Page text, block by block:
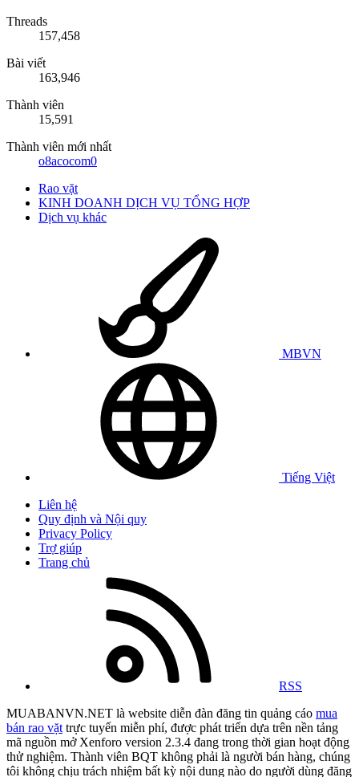
Threads
157,458
Bài viết
163,946
Thành viên
15,591
Thành viên mới nhất
o8acocom0
Rao vặt
KINH DOANH DỊCH VỤ TỔNG HỢP
Dịch vụ khác
MBVN
Tiếng Việt
Liên hệ
Quy định và Nội quy
Privacy Policy
Trợ giúp
Trang chủ
RSS
MUABANVN.NET là website diễn đàn đăng tin quảng cáo mua
bán rao vặt trực tuyến miễn phí, được phát triển dựa trên nền tảng
mã nguồn mở Xenforo version 2.3.4 đang trong thời gian hoạt động
thử nghiệm. Thành viên BQT không phải là người bán hàng, chúng
tôi không chịu trách nhiệm bất kỳ nội dung nào do người dùng đăng